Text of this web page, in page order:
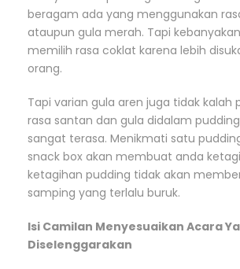
beragam ada yang menggunakan
ataupun gula merah. Tapi
memilih rasa coklat karena lebih
orang.
Tapi varian gula aren juga tidak kalah
rasa santan dan gula didalam
sangat terasa. Menikmati satu
snack box akan membuat anda
ketagihan pudding tidak akan
samping yang terlalu buruk.
Isi Camilan Menyesuaikan Acara
Diselenggarakan